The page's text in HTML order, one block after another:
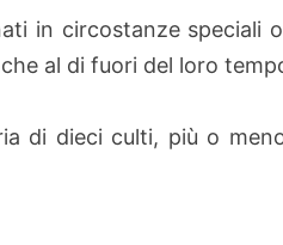
in circostanze speciali
al di fuori del loro
di dieci culti, più o